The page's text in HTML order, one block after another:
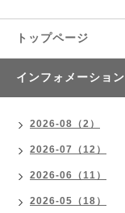
トップページ
インフォメーション
2026-08（2）
2026-07（12）
2026-06（11）
2026-05（18）